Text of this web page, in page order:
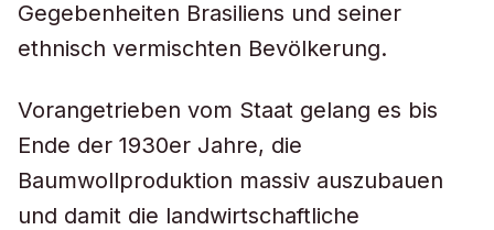
Gegebenheiten Brasiliens und seiner
ethnisch vermischten Bevölkerung.
Vorangetrieben vom Staat gelang es bis
Ende der 1930er Jahre, die
Baumwollproduktion massiv auszubauen
und damit die landwirtschaftliche